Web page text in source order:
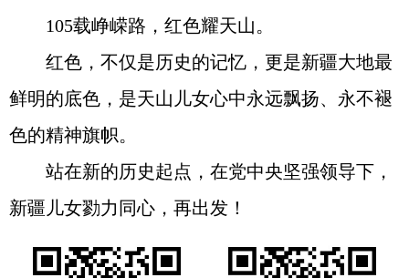
105载峥嵘路，红色耀天山。
红色，不仅是历史的记忆，更是新疆大地最
鲜明的底色，是天山儿女心中永远飘扬、永不褪
色的精神旗帜。
站在新的历史起点，在党中央坚强领导下，
新疆儿女勠力同心，再出发！